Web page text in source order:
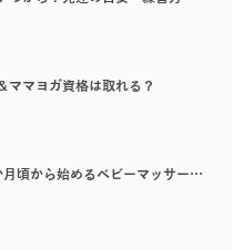
ママヨガ資格は取れる？
頃から始めるベビーマッサー…